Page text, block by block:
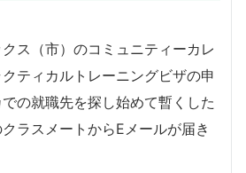
ス（市）のコミュニティーカレ
ティカルトレーニングビザの申
の就職先を探し始めて暫くした
ラスメートからEメールが届き